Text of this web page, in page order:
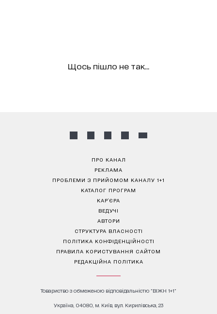
Щось пішло не так...
ПРО КАНАЛ
РЕКЛАМА
ПРОБЛЕМИ З ПРИЙОМОМ КАНАЛУ 1+1
КАТАЛОГ ПРОГРАМ
КАР’ЄРА
ВЕДУЧІ
АВТОРИ
СТРУКТУРА ВЛАСНОСТІ
ПОЛІТИКА КОНФІДЕНЦІЙНОСТІ
ПРАВИЛА КОРИСТУВАННЯ САЙТОМ
РЕДАКЦІЙНА ПОЛІТИКА
Товариство з обмеженою відповідальністю "ВІЖН 1+1"
Україна, 04080, м. Київ, вул. Кирилівська, 23